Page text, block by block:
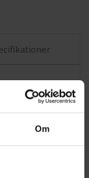
Om
skræddersyet
er
teknologi får